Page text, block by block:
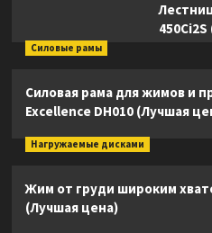
Силовые рамы
Силовая рама для жимов и
Excellence DH010 (Лучшая
Нагружаемые дисками
Жим от груди широким
(Лучшая цена)